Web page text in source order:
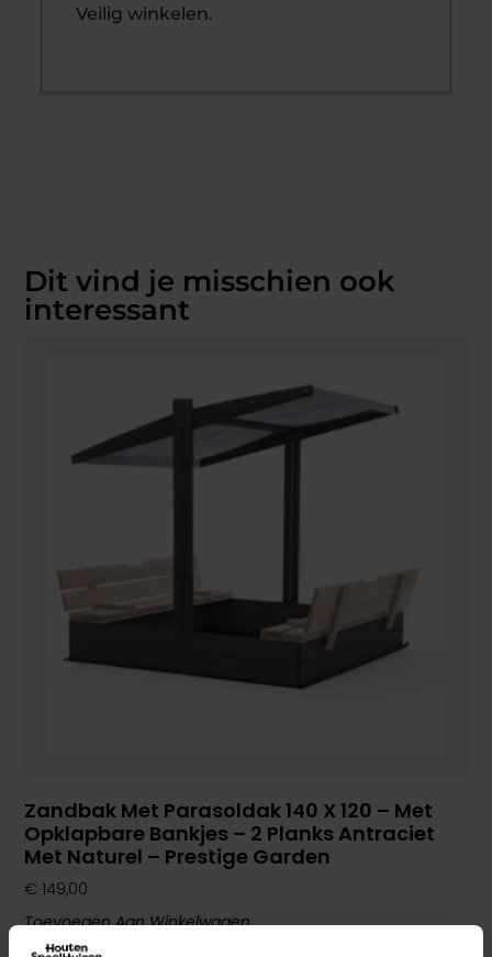
Veilig winkelen.
Dit vind je misschien ook
interessant
Zandbak Met Parasoldak 140 X 120 – Met
Opklapbare Bankjes – 2 Planks Antraciet
Met Naturel – Prestige Garden
€ 149,00
Toevoegen Aan Winkelwagen